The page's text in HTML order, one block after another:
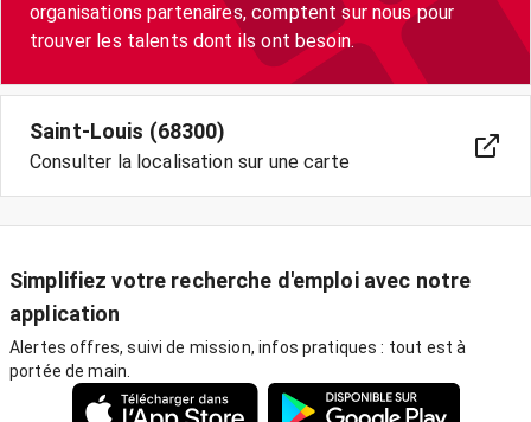
organisations partenaires, comptent sur nous pour
trouver les talents dont ils ont besoin.
Saint-Louis (68300)
Consulter la localisation sur une carte
Simplifiez votre recherche d'emploi avec notre
application
Alertes offres, suivi de mission, infos pratiques : tout est à
portée de main.